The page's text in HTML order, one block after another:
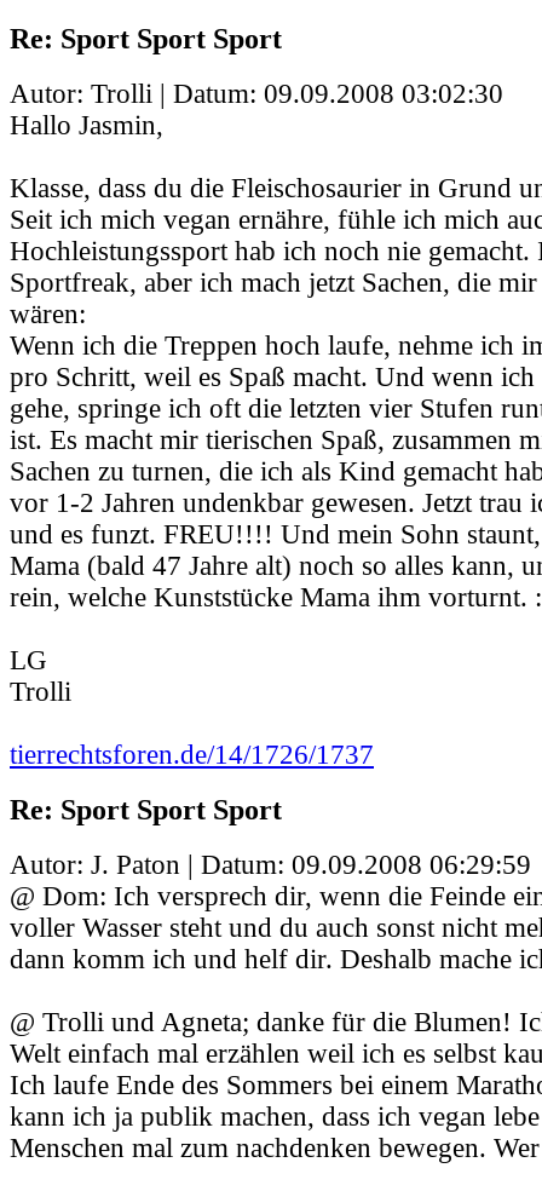
Re: Sport Sport Sport
Autor: Trolli | Datum: 09.09.2008 03:02:30
Hallo Jasmin,
Klasse, dass du die Fleischosaurier in Grund
Seit ich mich vegan ernähre, fühle ich mich
Hochleistungssport hab ich noch nie
Sportfreak, aber ich mach jetzt Sachen, die
wären:
Wenn ich die Treppen hoch laufe, nehme ich
pro Schritt, weil es Spaß macht. Und wenn ich
gehe, springe ich oft die letzten vier Stufen
ist. Es macht mir tierischen Spaß, zusammen
Sachen zu turnen, die ich als Kind gemacht
vor 1-2 Jahren undenkbar gewesen. Jetzt trau
und es funzt. FREU!!!! Und mein Sohn
Mama (bald 47 Jahre alt) noch so alles kann,
rein, welche Kunststücke Mama ihm vorturnt.
LG
Trolli
tierrechtsforen.de/14/1726/1737
Re: Sport Sport Sport
Autor: J. Paton | Datum: 09.09.2008 06:29:59
@ Dom: Ich versprech dir, wenn die Feinde
voller Wasser steht und du auch sonst nicht
dann komm ich und helf dir. Deshalb mache
@ Trolli und Agneta; danke für die Blumen!
Welt einfach mal erzählen weil ich es selbst
Ich laufe Ende des Sommers bei einem
kann ich ja publik machen, dass ich vegan
Menschen mal zum nachdenken bewegen.